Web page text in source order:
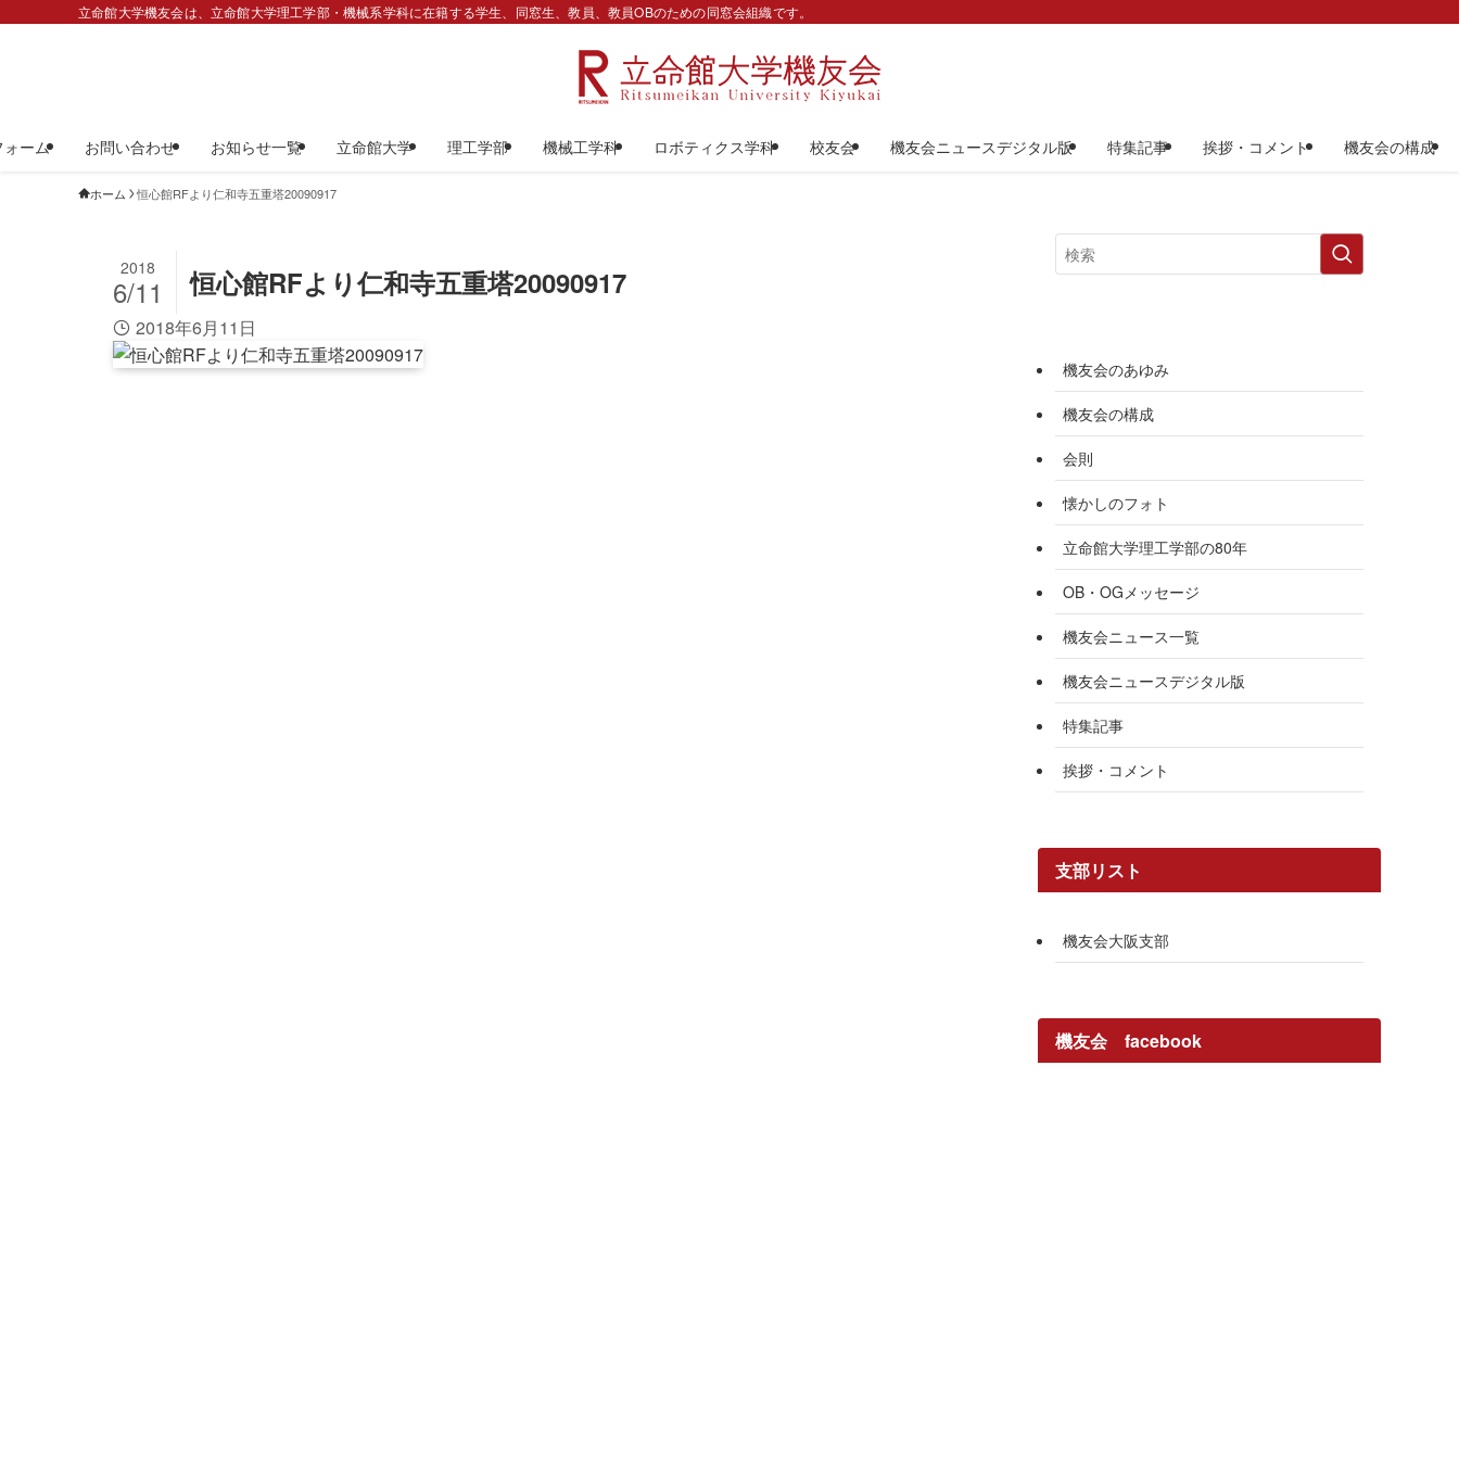
立命館大学機友会は、立命館大学理工学部・機械系学科に在籍する学生、同窓生、教員、教員OBのための同窓会組織です。
ーム お問い合わせ お知らせ一覧 立命館大学 理工学部 機械工学科 ロボティクス学科 校友会 機友会ニュースデジタル版 特集記事 挨拶・コメント 機友会の構成
ホーム 恒心館RFより仁和寺五重塔20090917
恒心館RFより仁和寺五重塔20090917
2018
6/11
2018年6月11日
機友会のあゆみ
機友会の構成
会則
懐かしのフォト
立命館大学理工学部の80年
OB・OGメッセージ
機友会ニュース一覧
機友会ニュースデジタル版
特集記事
挨拶・コメント
支部リスト
機友会大阪支部
機友会 facebook